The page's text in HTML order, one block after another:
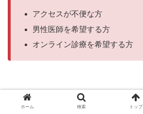
アクセスが不便な方
男性医師を希望する方
オンライン診療を希望する方
＞＞AGA治療薬一覧へ戻る
＞＞病院一覧へ戻る
ホーム 検索 トップ